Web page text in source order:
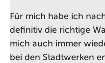
Für mich habe ich
definitiv die richtige
mich auch immer
bei den Stadtwerken